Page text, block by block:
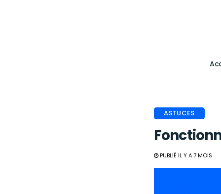
ASTUCES
PUBLIÉ IL Y A 7 MOIS